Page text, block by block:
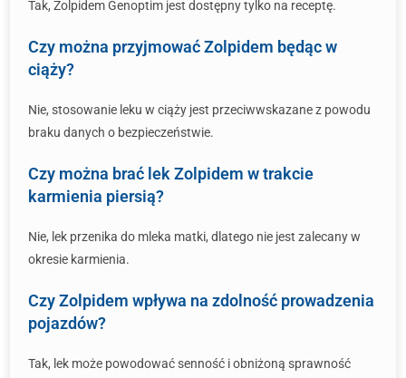
Tak, Zolpidem Genoptim jest dostępny tylko na receptę.
Czy można przyjmować Zolpidem będąc w
ciąży?
Nie, stosowanie leku w ciąży jest przeciwwskazane z powodu
braku danych o bezpieczeństwie.
Czy można brać lek Zolpidem w trakcie
karmienia piersią?
Nie, lek przenika do mleka matki, dlatego nie jest zalecany w
okresie karmienia.
Czy Zolpidem wpływa na zdolność prowadzenia
pojazdów?
Tak, lek może powodować senność i obniżoną sprawność